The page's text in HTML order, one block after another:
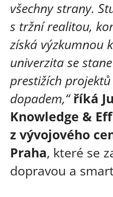
všechny strany.
s tržní realitou,
získá výzkumnou
univerzita se
prestižích
dopadem,“ říká
Knowledge &
z vývojového
Praha, které se
dopravou a